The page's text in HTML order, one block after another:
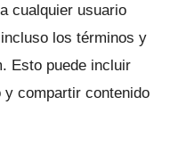
cualquier usuario
los términos y
Esto puede incluir
compartir contenido